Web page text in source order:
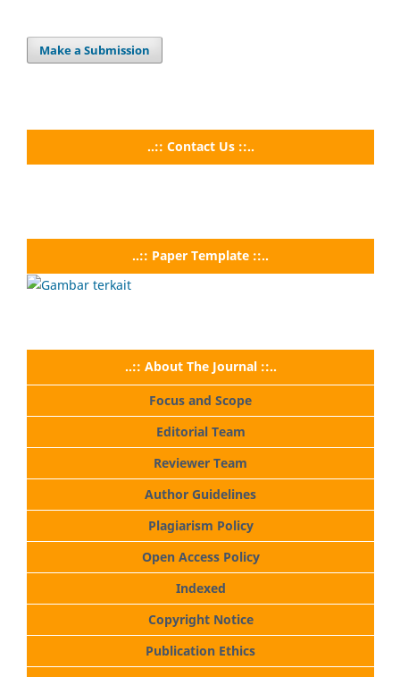
Make a Submission
..:: Contact Us ::..
..:: Paper Template ::..
..:: About The Journal ::..
Focus and Scope
Editorial Team
Reviewer Team
Author Guidelines
Plagiarism Policy
Open Access Policy
Indexed
Copyright Notice
Publication Ethics